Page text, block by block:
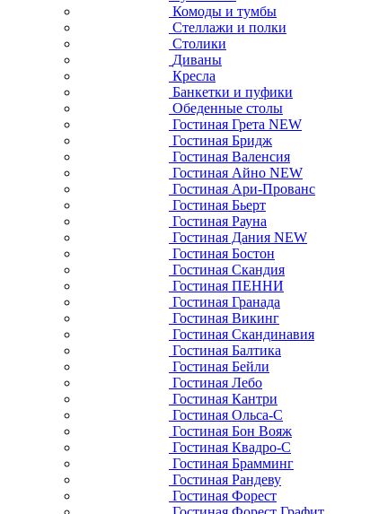
Комоды и тумбы
Стеллажи и полки
Столики
Диваны
Кресла
Банкетки и пуфики
Обеденные столы
Гостиная Грета NEW
Гостиная Бридж
Гостиная Валенсия
Гостиная Айно NEW
Гостиная Ари-Прованс
Гостиная Бьерт
Гостиная Рауна
Гостиная Дания NEW
Гостиная Бостон
Гостиная Скандия
Гостиная ПЕННИ
Гостиная Гранада
Гостиная Викинг
Гостиная Скандинавия
Гостиная Балтика
Гостиная Бейли
Гостиная Лебо
Гостиная Кантри
Гостиная Ольса-С
Гостиная Бон Вояж
Гостиная Квадро-С
Гостиная Брамминг
Гостиная Рандеву
Гостиная Форест